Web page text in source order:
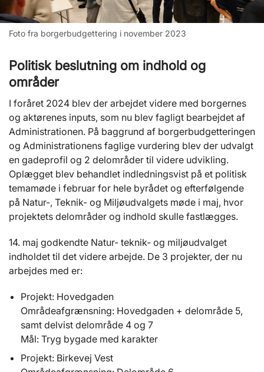
Foto fra borgerbudgettering i november 2023
Politisk beslutning om indhold og
områder
I foråret 2024 blev der arbejdet videre med borgernes
og aktørenes inputs, som nu blev fagligt bearbejdet af
Administrationen. På baggrund af borgerbudgetteringen
og Administrationens faglige vurdering blev der udvalgt
en gadeprofil og 2 delområder til videre udvikling.
Oplægget blev behandlet indledningsvist på et politisk
temamøde i februar for hele byrådet og efterfølgende
på Natur-, Teknik- og Miljøudvalgets møde i maj, hvor
projektets delområder og indhold skulle fastlægges.
14. maj godkendte Natur- teknik- og miljøudvalget
indholdet til det videre arbejde. De 3 projekter, der nu
arbejdes med er:
Projekt: Hovedgaden
Områdeafgrænsning: Hovedgaden + delområde 5,
samt delvist delområde 4 og 7
Mål: Tryg bygade med karakter
Projekt: Birkevej Vest